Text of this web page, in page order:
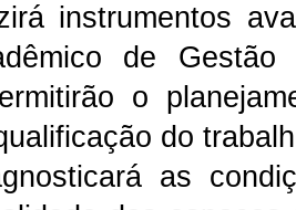
instrumentos
de
o
do
as